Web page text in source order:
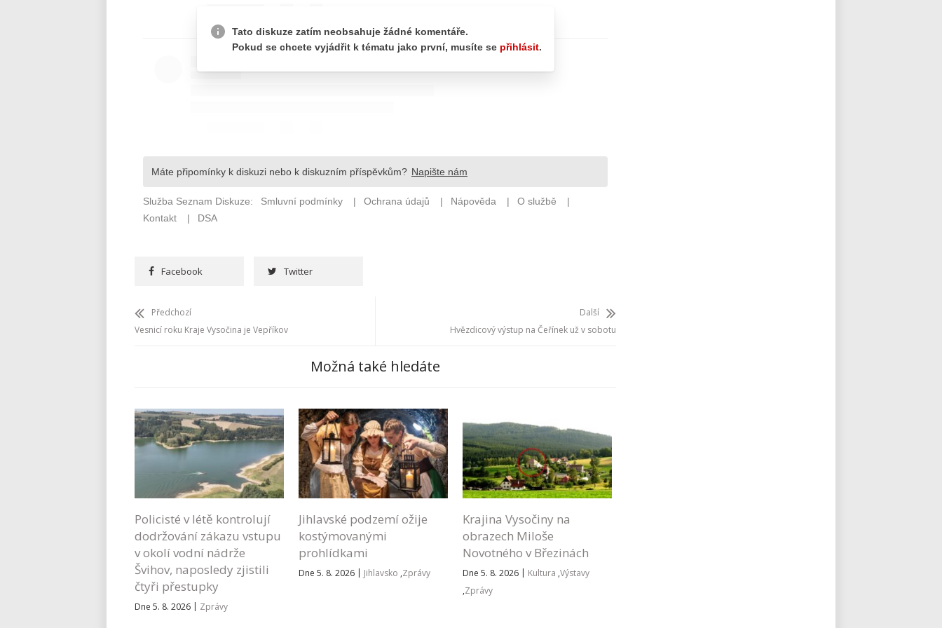
Facebook Twitter
Předchozí
Vesnicí roku Kraje Vysočina je Vepříkov
Další
Hvězdicový výstup na Čeřínek už v sobotu
Možná také hledáte
Policisté v létě kontrolují
dodržování zákazu vstupu
v okolí vodní nádrže
Švihov, naposledy zjistili
čtyři přestupky
Dne 5. 8. 2026 | Zprávy
Jihlavské podzemí ožije
kostýmovanými
prohlídkami
Dne 5. 8. 2026 | Jihlavsko ,Zprávy
Krajina Vysočiny na
obrazech Miloše
Novotného v Březinách
Dne 5. 8. 2026 | Kultura ,Výstavy
,Zprávy